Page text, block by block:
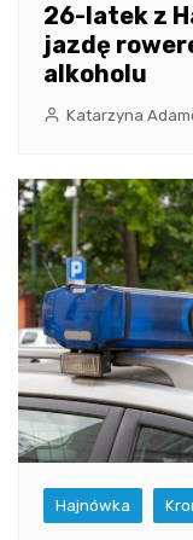
26-latek z
jazdę
alkoholu
Katarzyna
Hajnówka